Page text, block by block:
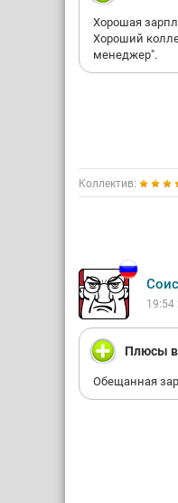
Хорошая
Хороший
менеджер".
Коллектив:
19:54
Плюсы в
Обещанная